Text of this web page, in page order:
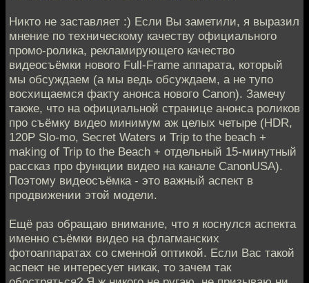
Никто не заставляет :) Если Вы заметили, я выразил
мнение по техническому качеству официального
промо-ролика, рекламирующего качество
видеосъёмки нового Full-Frame аппарата, который
мы обсуждаем (а мы ведь обсуждаем, а не тупо
восхищаемся факту анонса нового Canon). Замечу
также, что на официальной странице анонса роликов
про съёмку видео минимум аж целых четыре (HDR,
120P Slo-mo, Secret Waters и Trip to the beach +
making of Trip to the Beach + отдельный 15-минутный
рассказ про функции видео на канале CanonUSA).
Поэтому видеосъёмка - это важный аспект в
продвижении этой модели.
Ещё раз обращаю внимание, что я коснулся аспекта
именно съёмки видео на флагманских
фотоаппаратах со сменной оптикой. Если Вас такой
аспект не интересует никак, то зачем так